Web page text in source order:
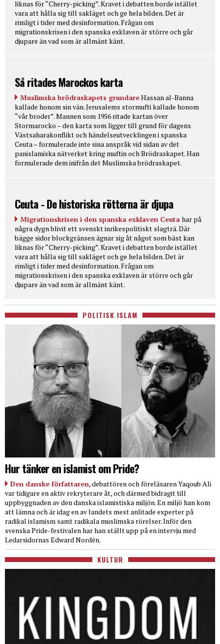
liknas för “Cherry-picking”. Kravet i debatten borde istället
vara att hålla sig till sakläget och ge hela bilden. Det är
rimligt i tider med desinformation. Frågan om
migrationskrisen i den spanska exklaven är större och går
djupare än vad som är allmänt känt.
Så ritades Marockos karta
Muslimska brödraskapets grundareHassan al-Banna
kallade honom sin vän. Jerusalems stormufti kallade honom
“vår broder”. Mannen som 1956 ritade kartan över
Stormarocko – den karta som ligger till grund för dagens
Västsaharakonflikt och händelseutvecklingen i spanska
Ceuta – formulerade inte sina anspråk vid sidan av det
panislamiska nätverket kring muftin och Brödraskapet. Han
formulerade dem inifrån det Muslimska brödraskapet.
Ceuta - De historiska rötterna är djupa
Migrationskrisen i den spanska exklaven Ceuta har på
några dygn blivit ett svenskt inrikespolitiskt slagträ. Där
bägge sidor blockgränsen ägnar sig åt något som bäst kan
liknas för “Cherry-picking”. Kravet i debatten borde istället
vara att hålla sig till sakläget och ge hela bilden. Det är
rimligt i tider med desinformation. Frågan om
migrationskrisen i den spanska exklaven är större och går
djupare än vad som är allmänt känt.
POLITISK ISLAM
Hur tänker en islamist om Pride?
Den danske författaren, debattören och föreläsaren Yaqoub Ali
var tidigare en aktiv rekryterare åt, och därmed bidragit till
uppbyggnaden av den danska islamistiska miljön. En miljö han kom
att lämna och är idag en av landets mest anlitade experter på
radikal islamism samt radikala muslimska rörelser. Inför den
svenska Pride-festivalen har han ställt upp på en intervju med
Ledarsidornas Edward Nordén.
KULTUR